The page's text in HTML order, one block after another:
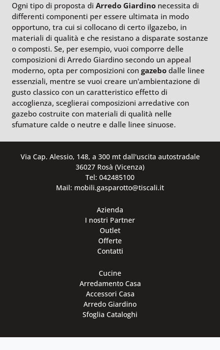
Ogni tipo di proposta di Arredo Giardino necessita di
differenti componenti per essere ultimata in modo
opportuno, tra cui si collocano di certo ilgazebo, in
materiali di qualità e che resistano a disparate sostanze
o composti. Se, per esempio, vuoi comporre delle
composizioni di Arredo Giardino secondo un appeal
moderno, opta per composizioni con gazebo dalle linee
essenziali, mentre se vuoi creare un'ambientazione di
gusto classico con un caratteristico effetto di
accoglienza, sceglierai composizioni arredative con
gazebo costruite con materiali di qualità nelle
sfumature calde o neutre e dalle linee sinuose.
Via Cap. Alessio, 148, a 300 mt dall'uscita autostradale
36027 Rosà (Vicenza)
Tel: 042485100
Mail: mobili.gasparotto@tiscali.it
Azienda
I nostri Partner
Outlet
Offerte
Contatti
Cucine
Arredamento Casa
Accessori Casa
Arredo Giardino
Sfoglia Cataloghi